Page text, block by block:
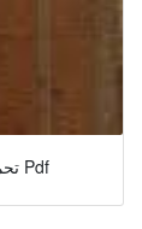
تحميل كتاب أخبار الدول وآثار الأول للقرماني ل Pdf